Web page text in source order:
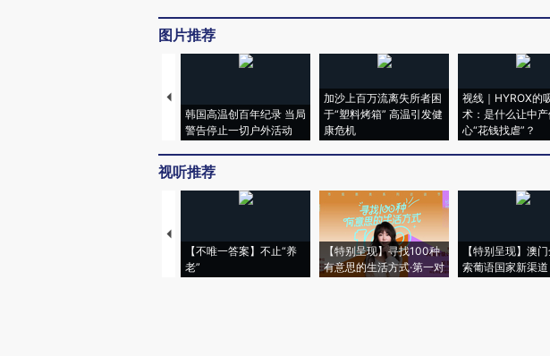
图片推荐
韩国高温创百年纪录 当局
警告停止一切户外活动
加沙上百万流离失所者困
于“塑料烤箱” 高温引发健
康危机
视线｜HYROX的
术：是什么让中
心“花钱找虐”？
视听推荐
【不唯一答案】不止“养
老”
【特别呈现】寻找100种
有意思的生活方式·第一对
【特别呈现】澳
索葡语国家新渠道